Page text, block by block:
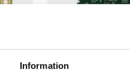
Information